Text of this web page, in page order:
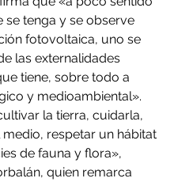
se tenga y se observe
fotovoltaica, uno se
las externalidades
tiene, sobre todo a
y medioambiental».
la tierra, cuidarla,
respetar un hábitat
de fauna y flora»,
quien remarca